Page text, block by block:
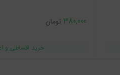
380,000 تومان